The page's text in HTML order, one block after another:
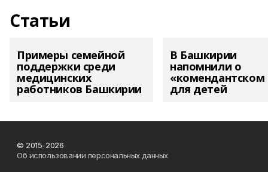
Статьи
Примеры семейной
поддержки среди
медицинских
работников Башкирии
В Башкирии
напомнили о
«комендантском
для детей
© 2015-2026
Об использовании персональных данных